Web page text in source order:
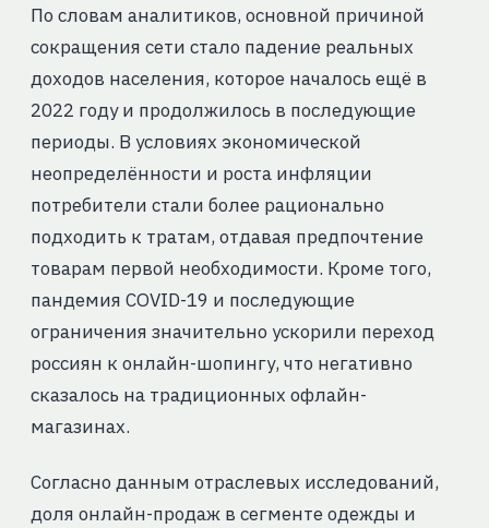
По словам аналитиков, основной причиной
сокращения сети стало падение реальных
доходов населения, которое началось ещё в
2022 году и продолжилось в последующие
периоды. В условиях экономической
неопределённости и роста инфляции
потребители стали более рационально
подходить к тратам, отдавая предпочтение
товарам первой необходимости. Кроме того,
пандемия COVID-19 и последующие
ограничения значительно ускорили переход
россиян к онлайн-шопингу, что негативно
сказалось на традиционных офлайн-
магазинах.
Согласно данным отраслевых исследований,
доля онлайн-продаж в сегменте одежды и